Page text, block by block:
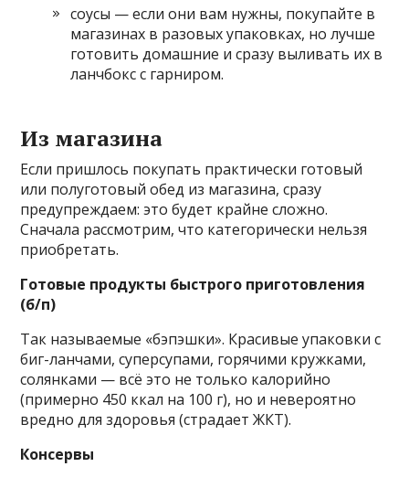
соусы — если они вам нужны, покупайте в
магазинах в разовых упаковках, но лучше
готовить домашние и сразу выливать их в
ланчбокс с гарниром.
Из магазина
Если пришлось покупать практически готовый
или полуготовый обед из магазина, сразу
предупреждаем: это будет крайне сложно.
Сначала рассмотрим, что категорически нельзя
приобретать.
Готовые продукты быстрого приготовления
(б/п)
Так называемые «бэпэшки». Красивые упаковки с
биг-ланчами, суперсупами, горячими кружками,
солянками — всё это не только калорийно
(примерно 450 ккал на 100 г), но и невероятно
вредно для здоровья (страдает ЖКТ).
Консервы